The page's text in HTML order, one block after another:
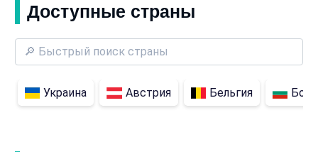
Доступные страны
Украина Австрия Бельгия